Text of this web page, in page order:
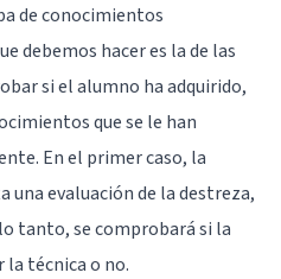
de conocimientos
debemos hacer es la de las
si el alumno ha adquirido,
que se le han
En el primer caso, la
una evaluación de la destreza,
tanto, se comprobará si la
la técnica o no.